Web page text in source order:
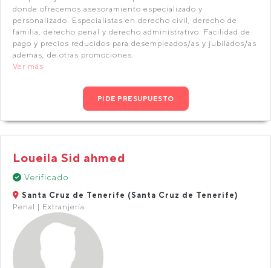
donde ofrecemos asesoramiento especializado y
personalizado. Especialistas en derecho civil, derecho de
familia, derecho penal y derecho administrativo. Facilidad de
pago y precios reducidos para desempleados/as y jubilados/as
además, de otras promociones.
Ver más
PIDE PRESUPUESTO
Loueila Sid ahmed
Verificado
Santa Cruz de Tenerife (Santa Cruz de Tenerife)
Penal | Extranjería